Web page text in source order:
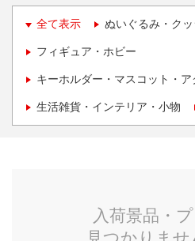
全て表示 ぬいぐるみ・ク
フィギュア・ホビー
キーホルダー・マスコット・ア
生活雑貨・インテリア・小物